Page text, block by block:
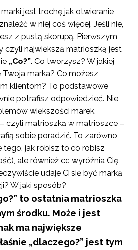
jest trochę jak otwieranie
w niej coś więcej. Jeśli nie,
z pustą skorupą. Pierwszym
czyli największą matrioszką jest
„Co?”. Co tworzysz? W jakiej
Twoja marka? Co możesz
klientom? To podstawowe
potrafisz odpowiedzieć. Nie
większości marek.
– czyli matrioszką w matrioszce –
sobie poradzić. To zarówno
jak robisz to co robisz
ale również co wyróżnia Cię
udaje Ci się być marką
W jaki sposób?
to ostatnia matrioszka
środku. Może i jest
ma największe
„dlaczego?” jest tym